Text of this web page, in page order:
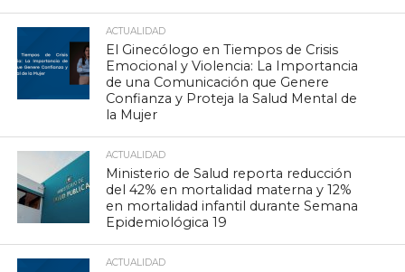
ACTUALIDAD
El Ginecólogo en Tiempos de Crisis
Emocional y Violencia: La Importancia
de una Comunicación que Genere
Confianza y Proteja la Salud Mental de
la Mujer
ACTUALIDAD
Ministerio de Salud reporta reducción
del 42% en mortalidad materna y 12%
en mortalidad infantil durante Semana
Epidemiológica 19
ACTUALIDAD